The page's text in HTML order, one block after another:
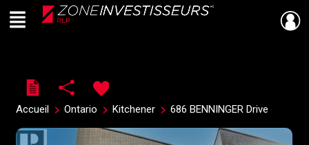
Live
En Direct
Menu
Accueil Ontario Kitchener 686 BENNINGER Drive